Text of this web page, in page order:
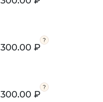
300.00 ₽
300.00 ₽